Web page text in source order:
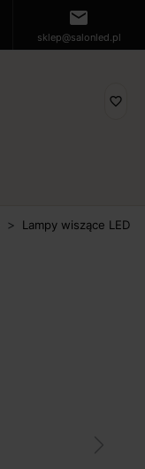
mail
sklep@salonled.pl
favorite_border
Lampy wiszące LED